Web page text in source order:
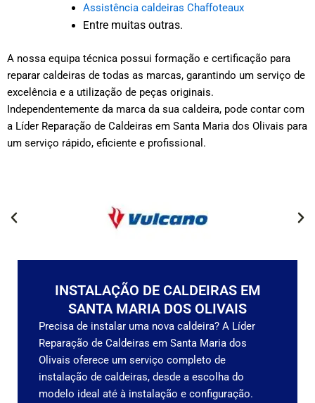
Assistência caldeiras Chaffoteaux
Entre muitas outras.
A nossa equipa técnica possui formação e certificação para
reparar caldeiras de todas as marcas, garantindo um serviço de
excelência e a utilização de peças originais.
Independentemente da marca da sua caldeira, pode contar com
a Líder Reparação de Caldeiras em Santa Maria dos Olivais para
um serviço rápido, eficiente e profissional.
INSTALAÇÃO DE CALDEIRAS EM
SANTA MARIA DOS OLIVAIS
Precisa de instalar uma nova caldeira? A Líder
Reparação de Caldeiras em Santa Maria dos
Olivais oferece um serviço completo de
instalação de caldeiras, desde a escolha do
modelo ideal até à instalação e configuração.